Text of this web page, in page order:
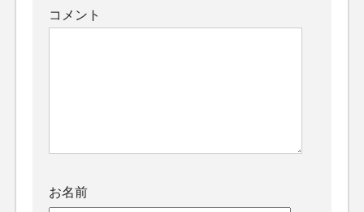
コメント
お名前